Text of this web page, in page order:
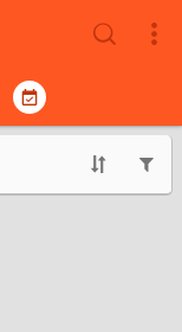
 


